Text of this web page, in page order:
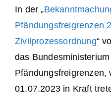
In der „
Pfändungsfreigrenzen
Zivilprozessordnung“
das
Pfändungsfreigrenzen,
01.07.2023 in Kraft